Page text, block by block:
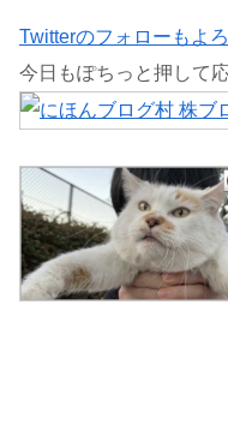
Twitterのフォローもよ
今日もぽちっと押して